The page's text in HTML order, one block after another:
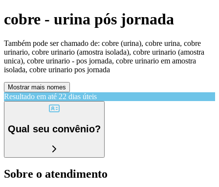
cobre - urina pós jornada
Também pode ser chamado de: cobre (urina), cobre urina, cobre
urinario, cobre urinario (amostra isolada), cobre urinario (amostra
unica), cobre urinario - pos jornada, cobre urinario em amostra
isolada, cobre urinario pos jornada
Mostrar mais nomes
Resultado em até 22 dias úteis
Qual seu convênio?
Sobre o atendimento